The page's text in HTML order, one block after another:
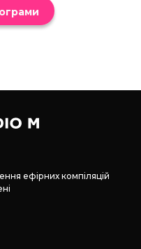
ефірних компіляцій